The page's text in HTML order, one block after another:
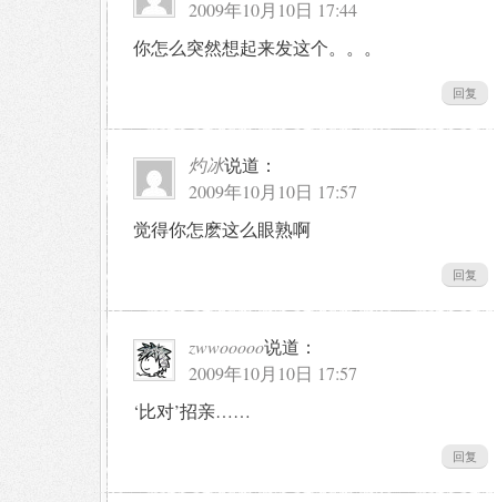
2009年10月10日 17:44
你怎么突然想起来发这个。。。
回复
灼冰说道：
2009年10月10日 17:57
觉得你怎麽这么眼熟啊
回复
zwwooooo说道：
2009年10月10日 17:57
‘比对’招亲……
回复